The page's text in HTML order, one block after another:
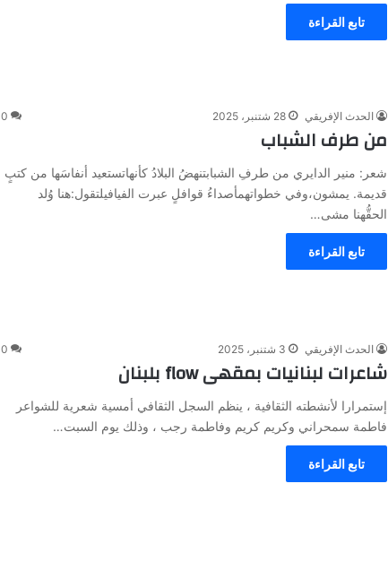
تابع القراءة
الحدث الإفريقي 28 شتنبر، 2025 0
من طرف الشباب
شعر: منير الدايري من طرفِ الشبابتنهضُ البلادُ كأنهاتستعيد أنفاسَها من كتبٍ
قديمة. يمشون،وفي خطواتهمأصداءُ قوافلٍ عبرت الفيافيلتقول:هنا وُلد
الحقُّهنا مشى…
تابع القراءة
الحدث الإفريقي 3 شتنبر، 2025 0
شاعرات لبنانيات بمقهى flow بلبنان
إستمرارا لأنشطته الثقافية ، ينظم السجل الثقافي أمسية شعرية للشواعر
فاطمة سمحراني وكريم كريم وفاطمة رجب ، وذلك يوم السبت…
تابع القراءة